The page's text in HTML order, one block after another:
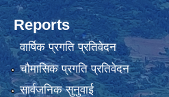
Reports
वार्षिक प्रगति प्रतिवेदन
चौमासिक प्रगति प्रतिवेदन
सार्वजनिक सुनुवाई